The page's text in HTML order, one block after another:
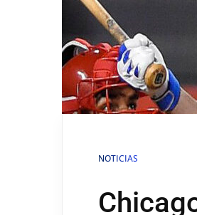
NOTICIAS